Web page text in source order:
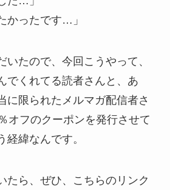
かったです…」
いたので、今回こうやって、
でくれてる読者さんと、あ
に限られたメルマガ配信者さ
オフのクーポンを発行させて
経緯なんです。
たら、ぜひ、こちらのリンク